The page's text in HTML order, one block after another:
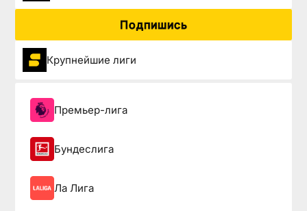
Подпишись
Крупнейшие лиги
Премьер-лига
Бундеслига
Ла Лига